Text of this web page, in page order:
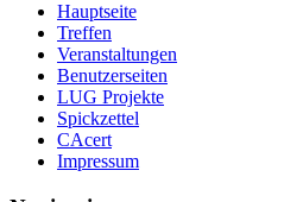
Hauptseite
Treffen
Veranstaltungen
Benutzerseiten
LUG Projekte
Spickzettel
CAcert
Impressum